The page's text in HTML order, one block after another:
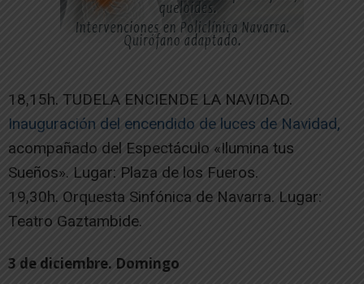
18,15h. TUDELA ENCIENDE LA NAVIDAD.
Inauguración del encendido de luces de Navidad,
acompañado del Espectáculo «Ilumina tus
Sueños». Lugar: Plaza de los Fueros.
19,30h. Orquesta Sinfónica de Navarra. Lugar:
Teatro Gaztambide.
3 de diciembre. Domingo